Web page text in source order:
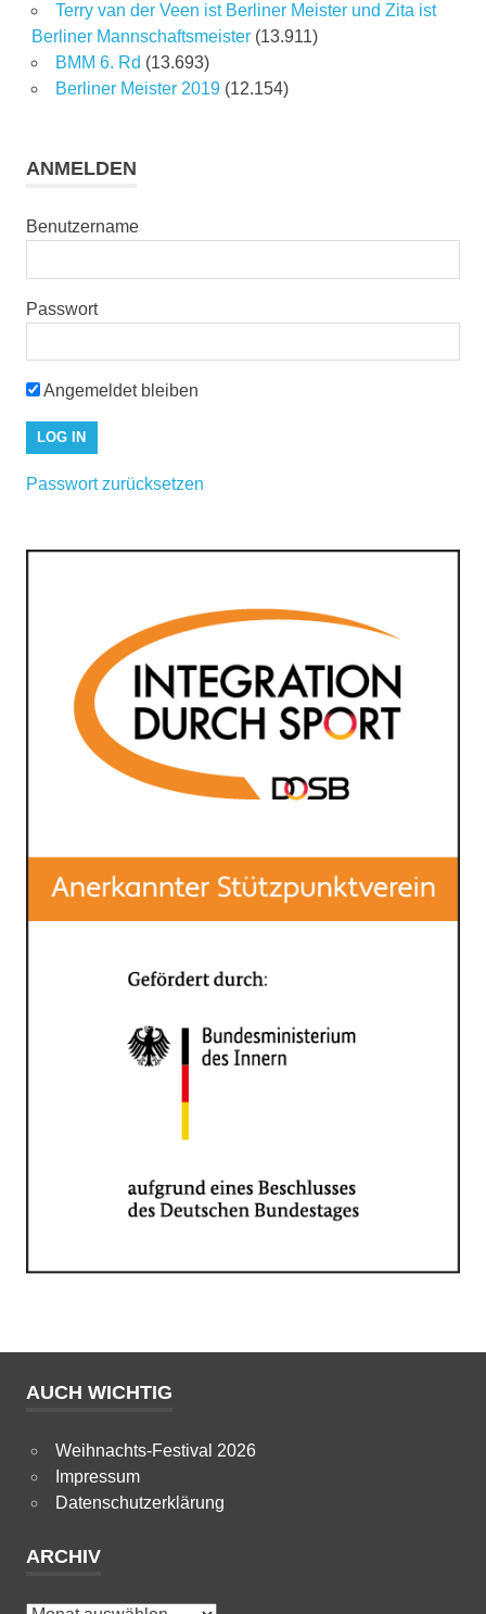
Terry van der Veen ist Berliner Meister und Zita ist
Berliner Mannschaftsmeister (13.911)
BMM 6. Rd (13.693)
Berliner Meister 2019 (12.154)
ANMELDEN
Benutzername
Passwort
Angemeldet bleiben
Passwort zurücksetzen
AUCH WICHTIG
Weihnachts-Festival 2026
Impressum
Datenschutzerklärung
ARCHIV